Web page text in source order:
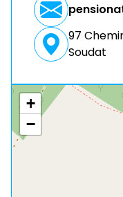
97
Soudat
+
−